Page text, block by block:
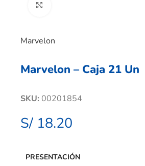
Marvelon
Marvelon – Caja 21 Un
SKU: 00201854
S/ 18.20
PRESENTACIÓN